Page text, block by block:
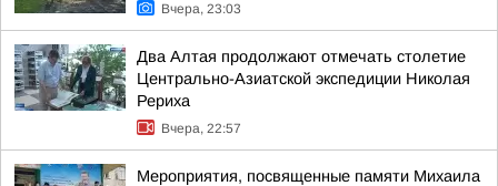
Вчера, 23:03
Два Алтая продолжают отмечать столетие
Центрально-Азиатской экспедиции Николая
Рериха
Вчера, 22:57
Мероприятия, посвященные памяти Михаила